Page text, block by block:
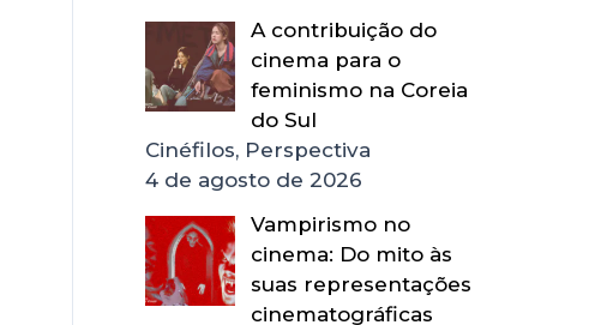
A contribuição do
cinema para o
feminismo na Coreia
do Sul
Cinéfilos, Perspectiva
4 de agosto de 2026
Vampirismo no
cinema: Do mito às
suas representações
cinematográficas